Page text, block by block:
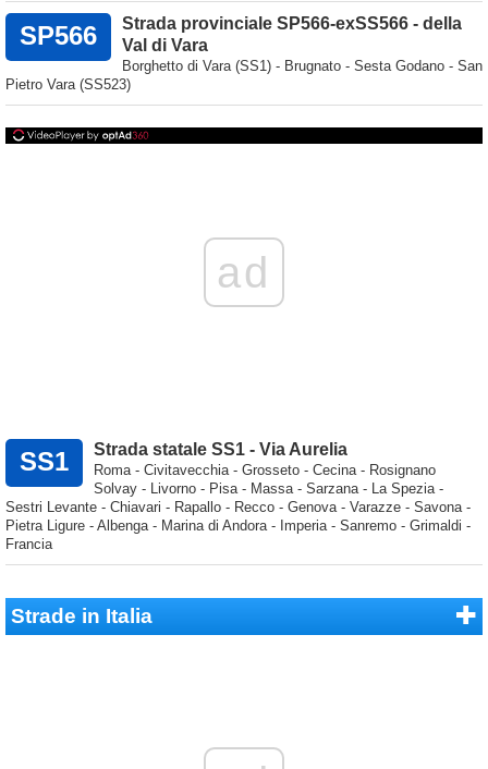
SP566
Strada provinciale SP566-exSS566 - della
Val di Vara
Borghetto di Vara (SS1) - Brugnato - Sesta Godano - San
Pietro Vara (SS523)
ad
SS1 Strada statale SS1 - Via Aurelia
Roma - Civitavecchia - Grosseto - Cecina - Rosignano
Solvay - Livorno - Pisa - Massa - Sarzana - La Spezia -
Sestri Levante - Chiavari - Rapallo - Recco - Genova - Varazze - Savona -
Pietra Ligure - Albenga - Marina di Andora - Imperia - Sanremo - Grimaldi -
Francia
Strade in Italia